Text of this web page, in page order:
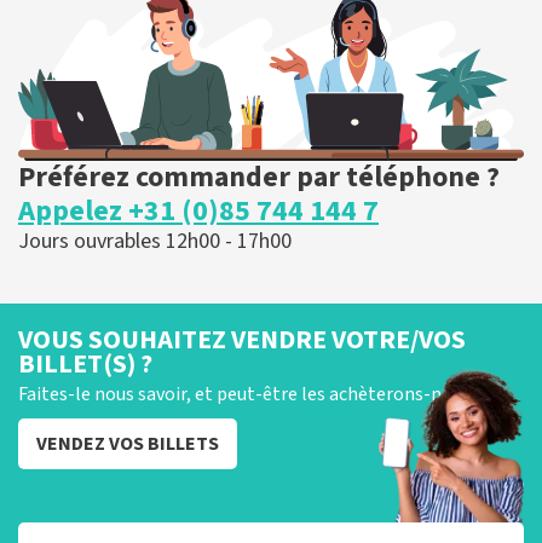
Préférez commander par téléphone ?
Appelez +31 (0)85 744 144 7
Jours ouvrables 12h00 - 17h00
VOUS SOUHAITEZ VENDRE VOTRE/VOS
BILLET(S) ?
Faites-le nous savoir, et peut-être les achèterons-nous !
VENDEZ VOS BILLETS